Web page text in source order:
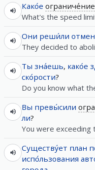
Како́е ограниче́ние
What's the speed
Они реши́ли
They decided to
Ты зна́ешь, како́е
ско́рости?
Do you know what
Вы превы́сили
ли?
You were exceeding
Существу́ет план
испо́льзования